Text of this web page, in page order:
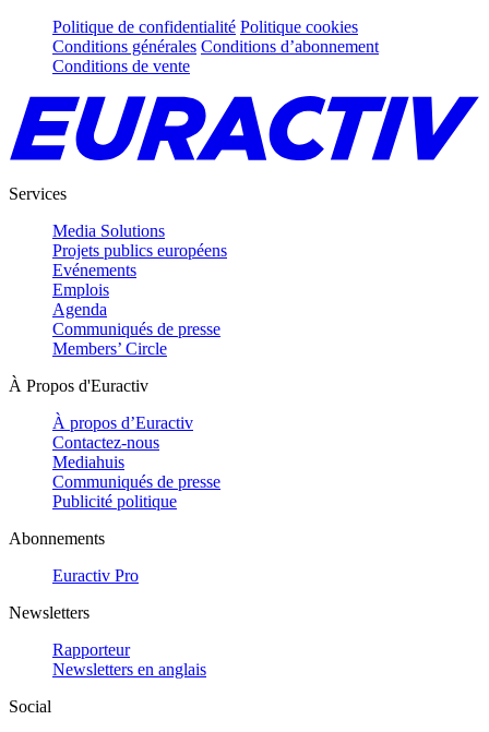
Politique de confidentialité Politique cookies
Conditions générales Conditions d’abonnement
Conditions de vente
Services
Media Solutions
Projets publics européens
Evénements
Emplois
Agenda
Communiqués de presse
Members’ Circle
À Propos d'Euractiv
À propos d’Euractiv
Contactez-nous
Mediahuis
Communiqués de presse
Publicité politique
Abonnements
Euractiv Pro
Newsletters
Rapporteur
Newsletters en anglais
Social